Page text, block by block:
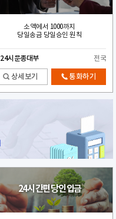
소액에서 1000까지
당일송금 당일승인 원칙
24시문종대부 전국
상세보기 통화하기
24시 간편 당인 입금